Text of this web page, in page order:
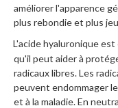
améliorer l'apparence
plus rebondie et plus
L'acide hyaluronique
qu'il peut aider à
radicaux libres. Les
peuvent endommager
et à la maladie. En